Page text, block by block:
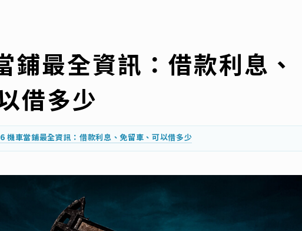
最全資訊：借款利息、
借多少
機車當鋪最全資訊：借款利息、免留車、可以借多少